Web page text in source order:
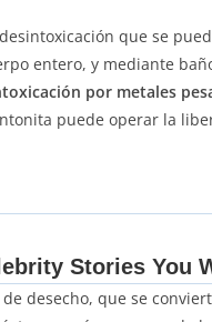
que se
entero, y mediante
por metales
puede operar la
desecho, que se